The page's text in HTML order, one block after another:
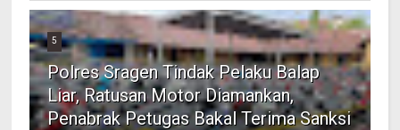
5
Polres Sragen Tindak Pelaku Balap
Liar, Ratusan Motor Diamankan,
Penabrak Petugas Bakal Terima Sanksi